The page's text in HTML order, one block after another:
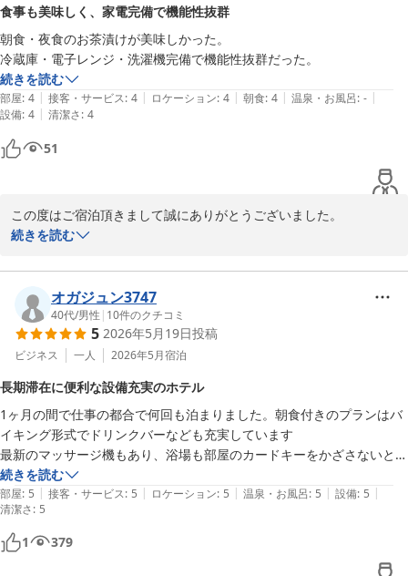
食事も美味しく、家電完備で機能性抜群
朝食・夜食のお茶漬けが美味しかった。
冷蔵庫・電子レンジ・洗濯機完備で機能性抜群だった。
続きを読む
部屋: 4 | 接客・サービス: 4 | ロケーション: 4 | 朝食: 4 | 温泉・お風呂: - |
設備: 4 | 清潔さ: 4
51
この度はご宿泊頂きまして誠にありがとうございました。
当ホテルは全室に２ドア冷蔵庫、洗濯機、電子レンジ、大型スマー
す。朝食もたびの出汁茶漬けも美味しく召し上がっていただけて良
かったです。
お写真も載せて頂きまして誠にありがとうございます。
白樺の湯 たびのホテル石狩
2026-08-02
続きを読む
オガジュン3747
40代/男性 | 10件のクチコミ
5 2026年5月19日投稿
ビジネス 一人 2026年5月宿泊
長期滞在に便利な設備充実のホテル
1ヶ月の間で仕事の都合で何回も泊まりました。朝食付きのプランはバ
イキング形式でドリンクバーなども充実しています
最新のマッサージ機もあり、浴場も部屋のカードキーをかざさないと開
かない様にセキュリティもちゃんとしている。部屋には洗濯機もあるの
で長期間の宿泊にも良い
続きを読む
部屋: 5 | 接客・サービス: 5 | ロケーション: 5 | 温泉・お風呂: 5 | 設備: 5 |
清潔さ: 5
1 379